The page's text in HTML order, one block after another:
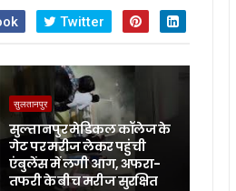
Twitter
सुलतानपुर
सुल्तानपुर मेडिकल कॉलेज के
गेट पर मरीज लेकर पहुंची
एंबुलेंस में लगी आग, अफरा-
तफरी के बीच मरीज सुरक्षित